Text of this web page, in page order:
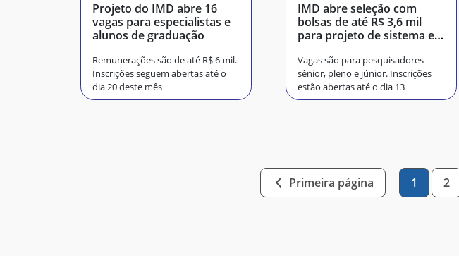
Projeto do IMD abre 16
vagas para especialistas e
alunos de graduação
Remunerações são de até R$ 6 mil.
Inscrições seguem abertas até o
dia 20 deste mês
IMD abre seleção com
bolsas de até R$ 3,6 mil
para projeto de sistema em
Vagas são para pesquisadores
sênior, pleno e júnior. Inscrições
estão abertas até o dia 13
Primeira página 1 2